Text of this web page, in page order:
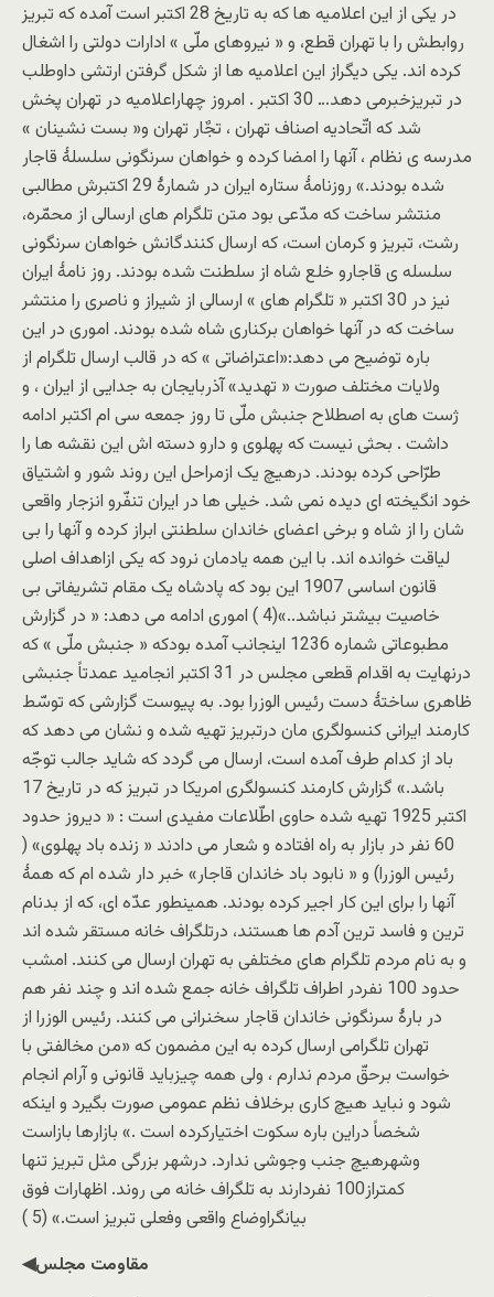
در یکی از این اعلامیه ها که به تاریخ 28 اکتبر است آمده که تبریز
روابطش را با تهران قطع، و « نیروهای ملّی » ادارات دولتی را اشغال
کرده اند. یکی دیگراز این اعلامیه ها از شکل گرفتن ارتشی داوطلب
در تبریزخبرمی دهد… 30 اکتبر . امروز چهاراعلامیه در تهران پخش
شد که اتّحادیه اصناف تهران ، تجٌار تهران و« بست نشینان »
مدرسه ی نظام ، آنها را امضا کرده و خواهان سرنگونی سلسلۀ قاجار
شده بودند.» روزنامۀ ستاره ایران در شمارۀ 29 اکتبرش مطالبی
منتشر ساخت که مدّعی بود متن تلگرام های ارسالی از محمّره،
رشت، تبریز و کرمان است، که ارسال کنندگانش خواهان سرنگونی
سلسله ی قاجارو خلع شاه از سلطنت شده بودند. روز نامۀ ایران
نیز در 30 اکتبر « تلگرام های » ارسالی از شیراز و ناصری را منتشر
ساخت که در آنها خواهان برکناری شاه شده بودند. اموری در این
باره توضیح می دهد:«اعتراضاتی » که در قالب ارسال تلگرام از
ولایات مختلف صورت « تهدید» آذربایجان به جدایی از ایران ، و
ژست های به اصطلاح جنبش ملّی تا روز جمعه سی ام اکتبر ادامه
داشت . بحثی نیست که پهلوی و دارو دسته اش این نقشه ها را
طرّاحی کرده بودند. درهیچ یک ازمراحل این روند شور و اشتیاق
خود انگیخته ای دیده نمی شد. خیلی ها در ایران تنفّرو انزجار واقعی
شان را از شاه و برخی اعضای خاندان سلطنتی ابراز کرده و آنها را بی
لیاقت خوانده اند. با این همه یادمان نرود که یکی ازاهداف اصلی
قانون اساسی 1907 این بود که پادشاه یک مقام تشریفاتی بی
خاصیت بیشتر نباشد..»(4 ) اموری ادامه می دهد: « در گزارش
مطبوعاتی شماره 1236 اینجانب آمده بودکه « جنبش ملّی » که
درنهایت به اقدام قطعی مجلس در 31 اکتبر انجامید عمدتاً جنبشی
ظاهری ساختۀ دست رئیس الوزرا بود. به پیوست گزارشی که توسّط
کارمند ایرانی کنسولگری مان درتبریز تهیه شده و نشان می دهد که
باد از کدام طرف آمده است، ارسال می گردد که شاید جالب توجّه
باشد.» گزارش کارمند کنسولگری امریکا در تبریز که در تاریخ 17
اکتبر 1925 تهیه شده حاوی اطّلاعات مفیدی است : « دیروز حدود
60 نفر در بازار به راه افتاده و شعار می دادند « زنده باد پهلوی» (
رئیس الوزرا) و « نابود باد خاندان قاجار» خبر دار شده ام که همۀ
آنها را برای این کار اجیر کرده بودند. همینطور عدّه ای، که از بدنام
ترین و فاسد ترین آدم ها هستند، درتلگراف خانه مستقر شده اند
و به نام مردم تلگرام های مختلفی به تهران ارسال می کنند. امشب
حدود 100 نفردر اطراف تلگراف خانه جمع شده اند و چند نفر هم
در بارۀ سرنگونی خاندان قاجار سخنرانی می کنند. رئیس الوزرا از
تهران تلگرامی ارسال کرده به این مضمون که «من مخالفتی با
خواست برحقّ مردم ندارم ، ولی همه چیزباید قانونی و آرام انجام
شود و نباید هیچ کاری برخلاف نظم عمومی صورت بگیرد و اینکه
شخصاً دراین باره سکوت اختیارکرده است .» بازارها بازاست
وشهرهیچ جنب وجوشی ندارد. درشهر بزرگی مثل تبریز تنها
کمتراز100 نفردارند به تلگراف خانه می روند. اظهارات فوق
بیانگراوضاع واقعی وفعلی تبریز است.» (5 )
◀مقاومت مجلس